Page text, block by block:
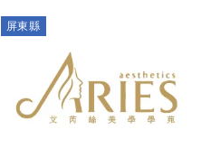
保養
屏東縣